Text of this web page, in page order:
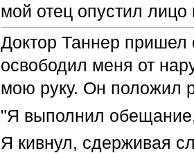
мой отец опустил
Доктор Таннер пришел
освободил меня от
мою руку. Он положил
"Я выполнил
Я кивнул, сдерживая